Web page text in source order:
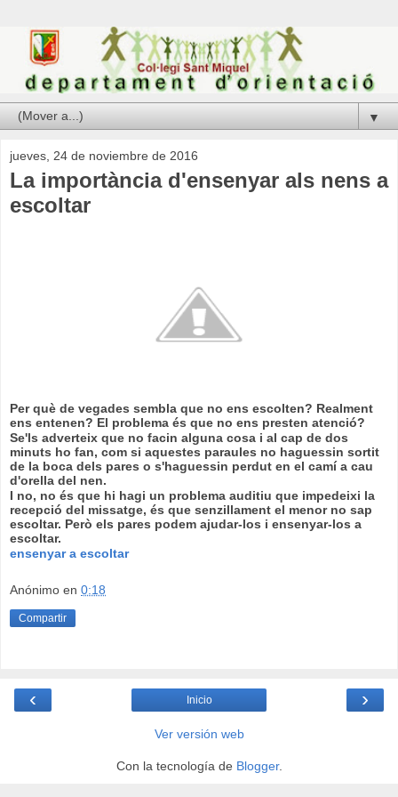
▼
jueves, 24 de noviembre de 2016
La importància d'ensenyar als nens a
escoltar
Per què de vegades sembla que no ens escolten? Realment
ens entenen? El problema és que no ens presten atenció?
Se'ls adverteix que no facin alguna cosa i al cap de dos
minuts ho fan, com si aquestes paraules no haguessin sortit
de la boca dels pares o s'haguessin perdut en el camía cau
d'orella del nen.
I no, no és que hi hagi un problema auditiu que impedeixi la
recepció del missatge, és que senzillament el menor no sap
escoltar. Però els pares podem ajudar-los i ensenyar-los a
escoltar.
ensenyar a escoltar
Anónimo en 0:18
Compartir
‹ ›
Inicio
Ver versión web
Con la tecnología de Blogger.